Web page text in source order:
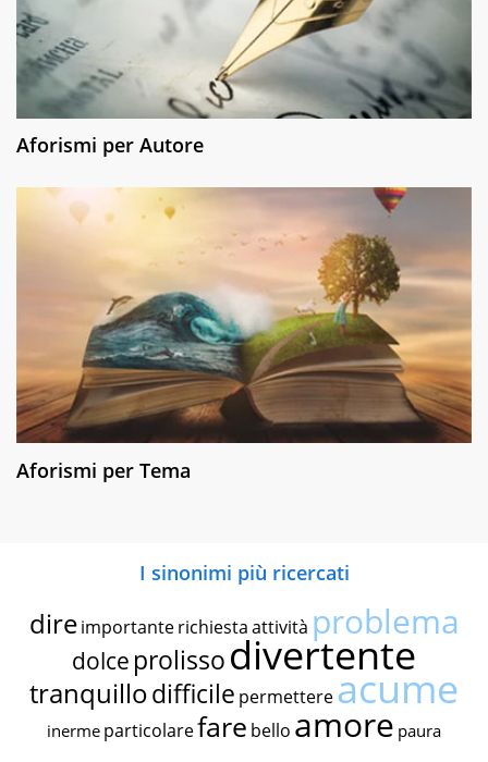
Aforismi per Autore
Aforismi per Tema
I sinonimi più ricercati
dire importante richiestaattività problema
dolce prolissodivertente
tranquillodifficile permettereacume
inerme particolarefare bello amore paura